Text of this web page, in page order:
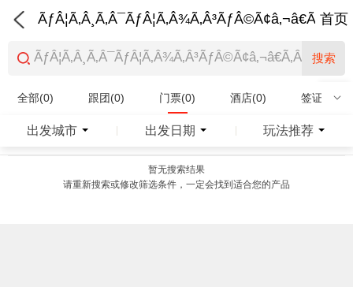
首页
搜索
全部(0) 跟团(0) 门票(0) 酒店(0) 签证(0)
特产商品(0)
出发城市 出发日期 玩法推荐
暂无搜索结果
请重新搜索或修改筛选条件，一定会找到适合您的产品